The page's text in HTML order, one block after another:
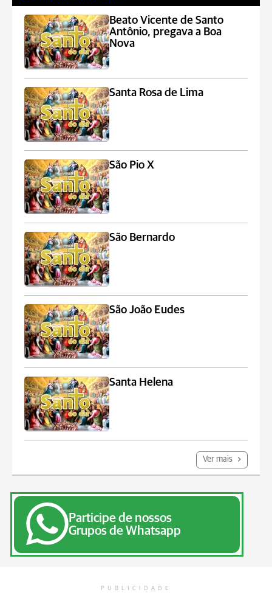
Beato Vicente de Santo
Antônio, pregava a Boa
Nova
Santa Rosa de Lima
São Pio X
São Bernardo
São João Eudes
Santa Helena
Ver mais
Participe de nossos
Grupos de Whatsapp
PUBLICIDADE